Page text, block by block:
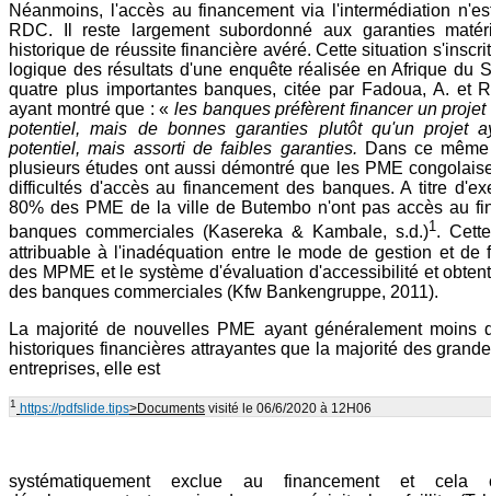
Néanmoins, l'accès au financement via l'intermédiation
RDC. Il reste largement subordonné aux garanties
historique de réussite financière avéré. Cette situation
logique des résultats d'une enquête réalisée en Afrique du
quatre plus importantes banques, citée par Fadoua, A. et
ayant montré que : «les banques préfèrent financer un
potentiel, mais de bonnes garanties plutôt qu'un projet
potentiel, mais assorti de faibles garanties. Dans ce
plusieurs études ont aussi démontré que les PME
difficultés d'accès au financement des banques. A titre
80% des PME de la ville de Butembo n'ont pas accès au
banques commerciales (Kasereka & Kambale, s.d.)1.
attribuable à l'inadéquation entre le mode de gestion et de
des MPME et le système d'évaluation d'accessibilité et
des banques commerciales (Kfw Bankengruppe, 2011).
La majorité de nouvelles PME ayant généralement moins
historiques financières attrayantes que la majorité des
entreprises, elle est
1 https://pdfslide.tips>Documents visité le 06/6/2020 à 12H06
systématiquement exclue au financement et cela